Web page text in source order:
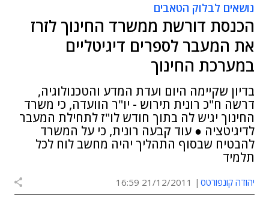
נושאים לבלוק הטאבים
הכנסת דורשת ממשרד החינוך לזרז
את המעבר לספרים דיגיטליים
במערכת החינוך
בדיון שקיימה היום ועדת המדע והטכנולוגיה,
דרשה ח"כ רונית תירוש - יו"ר הוועדה, כי משרד
החינוך יגיש לה בתוך חודש לו"ז לתחילת המעבר
לדיגיטציה ● עוד קבעה רונית, כי על המשרד
להבטיח שבסוף התהליך יהיה מחשב לוח לכל
תלמיד
יהודה קונפורטס 21/12/2011 16:59